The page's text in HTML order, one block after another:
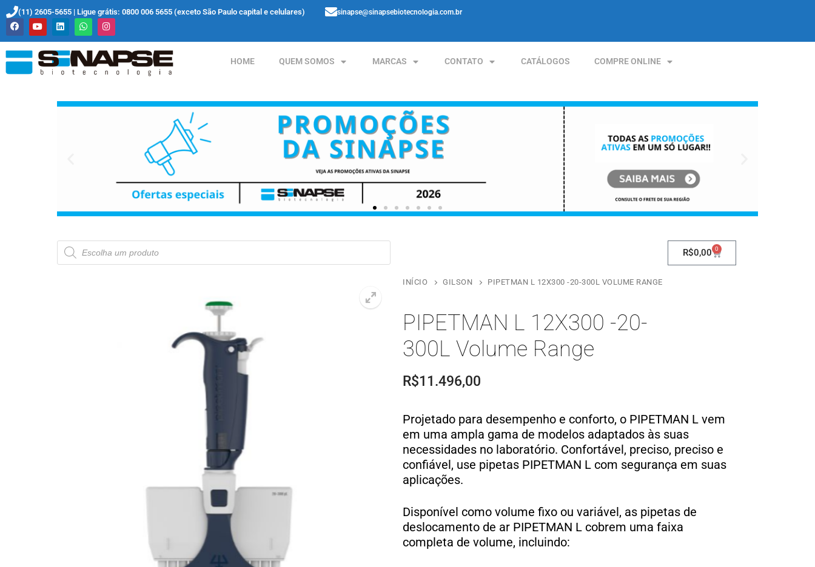
(11) 2605-5655 | Ligue grátis: 0800 006 5655 (exceto São Paulo capital e celulares) sinapse@sinapsebiotecnologia.com.br
HOME QUEM SOMOS MARCAS CONTATO CATÁLOGOS COMPRE ONLINE
R$0,00 0
INÍCIO GILSON PIPETMAN L 12X300 -20-300L VOLUME RANGE
PIPETMAN L 12X300 -20-
300L Volume Range
R$11.496,00
Projetado para desempenho e conforto, o PIPETMAN L vem
em uma ampla gama de modelos adaptados às suas
necessidades no laboratório. Confortável, preciso, preciso e
confiável, use pipetas PIPETMAN L com segurança em suas
aplicações.
Disponível como volume fixo ou variável, as pipetas de
deslocamento de ar PIPETMAN L cobrem uma faixa
completa de volume, incluindo: